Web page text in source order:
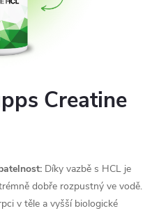
Creatine
Díky vazbě s HCL je
dobře rozpustný ve vodě.
v těle a vyšší biologické